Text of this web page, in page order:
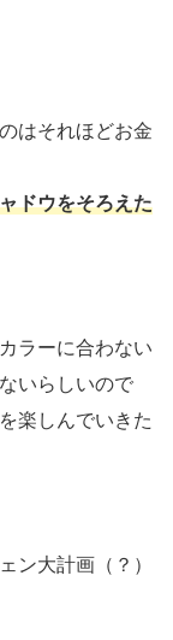
はそれほどお金
ドウをそろえた
ラーに合わない
いらしいので
楽しんでいきた
ン大計画（？）